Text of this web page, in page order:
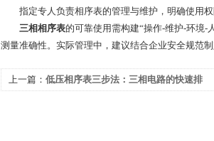
指定专人负责相序表的管理与维护，明确使用权
三相相序表的可靠使用需构建“操作-维护-环境
测量准确性。实际管理中，建议结合企业安全规范
上一篇： 低压相序表三步法：三相电路的快速排